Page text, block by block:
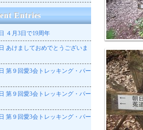
Entries
４月3日で19周年
あけましておめでとうございま
第９回愛3会トレッキング・パー
第９回愛3会トレッキング・パー
第９回愛3会トレッキング・パー